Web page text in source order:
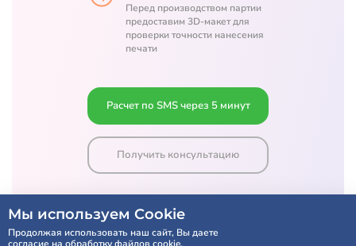
Перед производством партии
предоставим 3D-макет для
проверки точности нанесения
печати
Расчет по SMS через 5 минут
Получить консультацию
Мы используем Cookie
Продолжая использовать наш сайт, Вы даете